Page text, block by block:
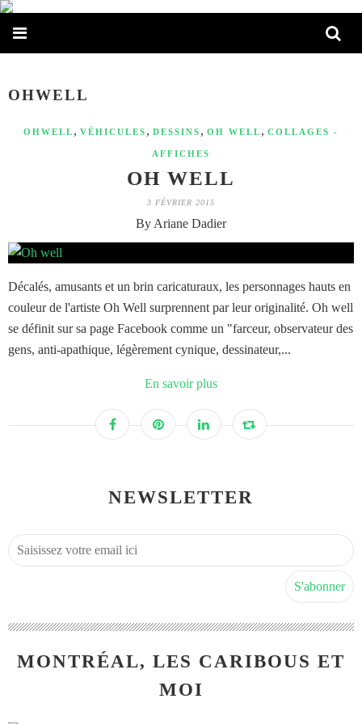
OHWELL
OHWELL , VÉHICULES , DESSINS , OH WELL , COLLAGES -
AFFICHES
OH WELL
3 FÉVRIER 2015
By Ariane Dadier
Décalés, amusants et un brin caricaturaux, les personnages hauts en
couleur de l'artiste Oh Well surprennent par leur originalité. Oh well
se définit sur sa page Facebook comme un "farceur, observateur des
gens, anti-apathique, légèrement cynique, dessinateur,...
En savoir plus
NEWSLETTER
MONTRÉAL, LES CARIBOUS ET
MOI